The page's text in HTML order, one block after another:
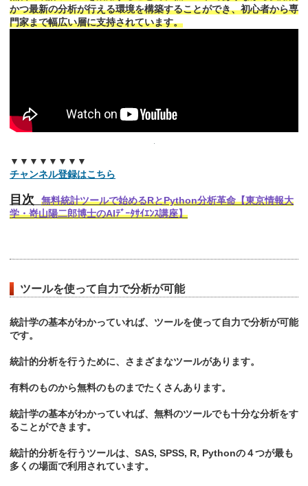
かつ最新の分析が行える環境を構築することができ、初心者から専
門家まで幅広い層に支持されています。
▼▼▼▼▼▼▼▼
チャンネル登録はこちら
目次
無料統計ツールで始めるRとPython分析革命【東京情報大
学・嵜山陽二郎博士のAIﾃﾞｰﾀｻｲｴﾝｽ講座】
ツールを使って自力で分析が可能
統計学の基本がわかっていれば、ツールを使って自力で分析が可能
です。
統計的分析を行うために、さまざまなツールがあります。
有料のものから無料のものまでたくさんあります。
統計学の基本がわかっていれば、無料のツールでも十分な分析をす
ることができます。
統計的分析を行うツールは、SAS, SPSS, R, Pythonの４つが最も
多くの場面で利用されています。